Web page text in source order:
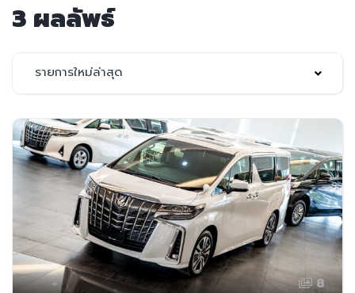
3 ผลลัพธ์
รายการใหม่ล่าสุด
8